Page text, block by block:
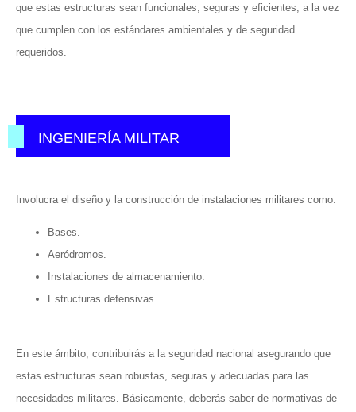
que estas estructuras sean funcionales, seguras y eficientes, a la vez
que cumplen con los estándares ambientales y de seguridad
requeridos.
INGENIERÍA MILITAR
Involucra el diseño y la construcción de instalaciones militares como:
Bases.
Aeródromos.
Instalaciones de almacenamiento.
Estructuras defensivas.
En este ámbito, contribuirás a la seguridad nacional asegurando que
estas estructuras sean robustas, seguras y adecuadas para las
necesidades militares. Básicamente, deberás saber de normativas de